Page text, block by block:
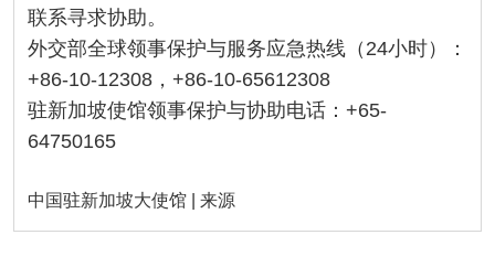
联系寻求协助。
外交部全球领事保护与服务应急热线（24小时）：
+86-10-12308，+86-10-65612308
驻新加坡使馆领事保护与协助电话：+65-
64750165
中国驻新加坡大使馆 | 来源